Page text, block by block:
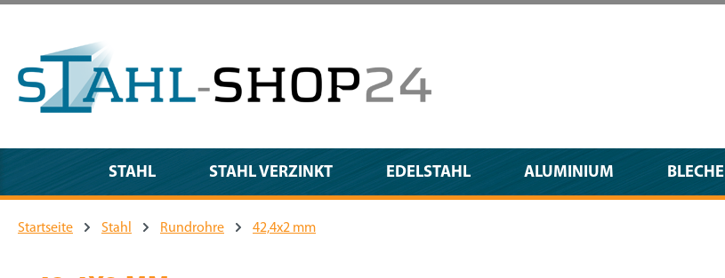
STAHL STAHL VERZINKT EDELSTAHL ALUMINIUM BLECHE
Startseite Stahl Rundrohre 42,4x2 mm